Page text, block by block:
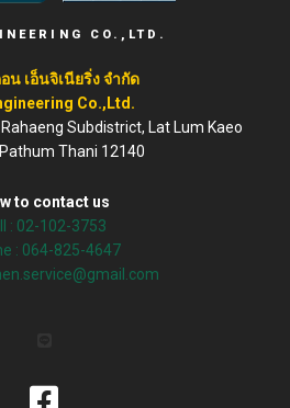
CO.,LTD.
น เอ็นจิเนียริ่ง จำกัด
Co.,Ltd.
Subdistrict, Lat Lum Kaeo
Thani 12140
to contact us
: 02-102-3753
: 064-825-4647